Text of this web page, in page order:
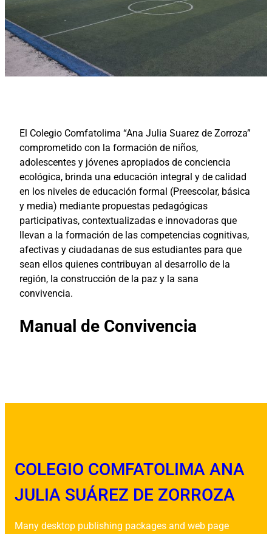
El Colegio Comfatolima “Ana Julia Suarez de Zorroza”
comprometido con la formación de niños,
adolescentes y jóvenes apropiados de conciencia
ecológica, brinda una educación integral y de calidad
en los niveles de educación formal (Preescolar, básica
y media) mediante propuestas pedagógicas
participativas, contextualizadas e innovadoras que
llevan a la formación de las competencias cognitivas,
afectivas y ciudadanas de sus estudiantes para que
sean ellos quienes contribuyan al desarrollo de la
región, la construcción de la paz y la sana
convivencia.
Manual de Convivencia
COLEGIO COMFATOLIMA ANA
JULIA SUÁREZ DE ZORROZA
Many desktop publishing packages and web page